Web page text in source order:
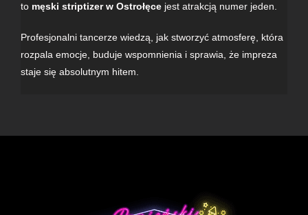
to męski striptizer w Ostrołęcejest atrakcją numer jeden.
Profesjonalni tancerze wiedzą, jak stworzyć atmosferę, która
rozpala emocje, buduje wspomnienia i sprawia, że impreza
staje się absolutnym hitem.